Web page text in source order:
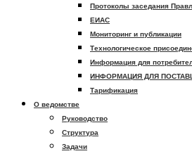
Протоколы заседания
ЕИАС
Мониторинг и публикации
Технологическое
Информация для
ИНФОРМАЦИЯ ДЛЯ
Тарификация
О ведомстве
Руководство
Структура
Задачи